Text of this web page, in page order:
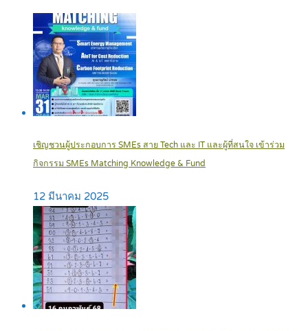
เชิญชวนผู้ประกอบการ SMEs สาย Tech และ IT และผู้ที่สนใจ เข้าร่วม
กิจกรรม SMEs Matching Knowledge & Fund
12 มีนาคม 2025